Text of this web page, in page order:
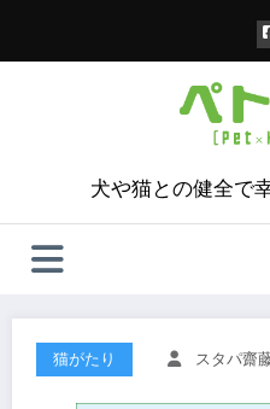
犬や猫との健全で
猫がたり スタパ齋